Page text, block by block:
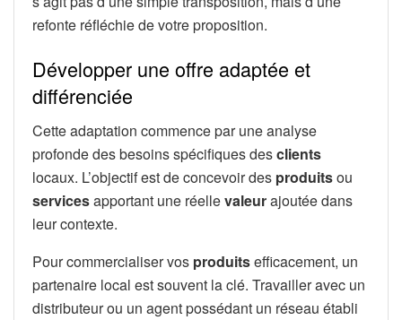
refonte réfléchie de votre proposition.
Développer une offre adaptée et
différenciée
Cette adaptation commence par une analyse
profonde des besoins spécifiques desclients
locaux. L’objectif est de concevoir des produitsou
servicesapportant une réellevaleurajoutée dans
leur contexte.
Pour commercialiser vos produitsefficacement, un
partenaire local est souvent la clé. Travailler avec un
distributeur ou un agent possédant un réseau établi